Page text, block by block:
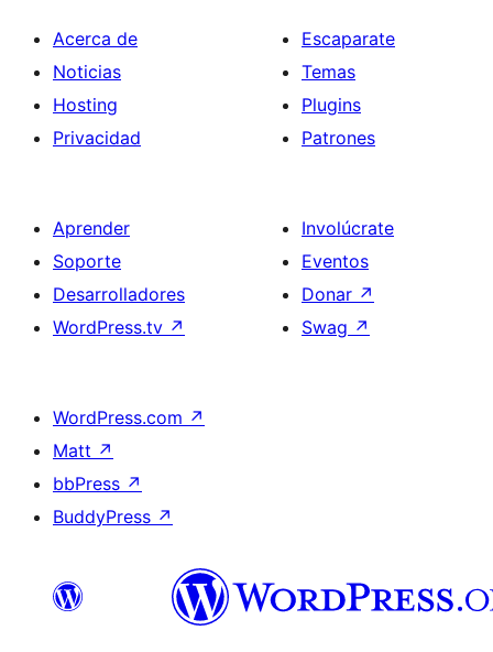
Acerca de
Noticias
Hosting
Privacidad
Escaparate
Temas
Plugins
Patrones
Aprender
Soporte
Desarrolladores
WordPress.tv ↗
Involúcrate
Eventos
Donar ↗
Swag ↗
WordPress.com ↗
Matt ↗
bbPress ↗
BuddyPress ↗